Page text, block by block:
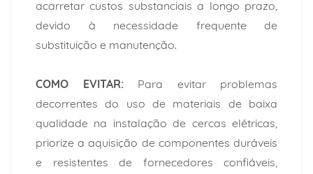
acarretar custos substanciais a longo prazo,
devido à necessidade frequente de
substituição e manutenção.
COMO EVITAR: Para evitar problemas
decorrentes do uso de materiais de baixa
qualidade na instalação de cercas elétricas,
priorize a aquisição de componentes duráveis
e resistentes de fornecedores confiáveis,